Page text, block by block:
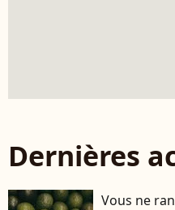
Dernières
Vous ne